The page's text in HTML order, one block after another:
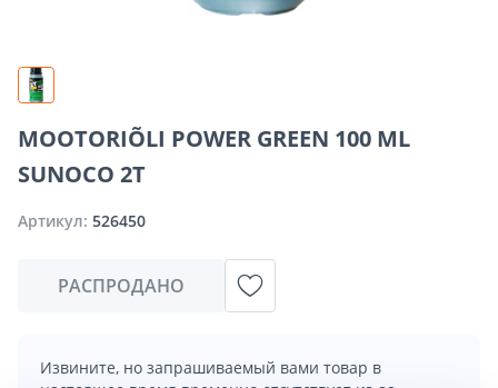
MOOTORIÕLI POWER GREEN 100 ML
SUNOCO 2T
Артикул: 526450
РАСПРОДАНО
Извините, но запрашиваемый вами товар в